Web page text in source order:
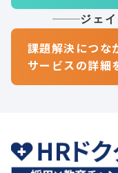
ジェ
課題解決につな
サービスの詳細